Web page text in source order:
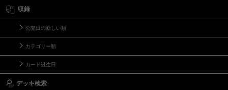
収録
公開日の新しい順
カテゴリー順
カード誕生日
デッキ検索